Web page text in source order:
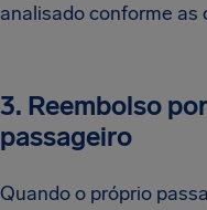
analisado conforme as
3. Reembolso
passageiro
Quando o próprio